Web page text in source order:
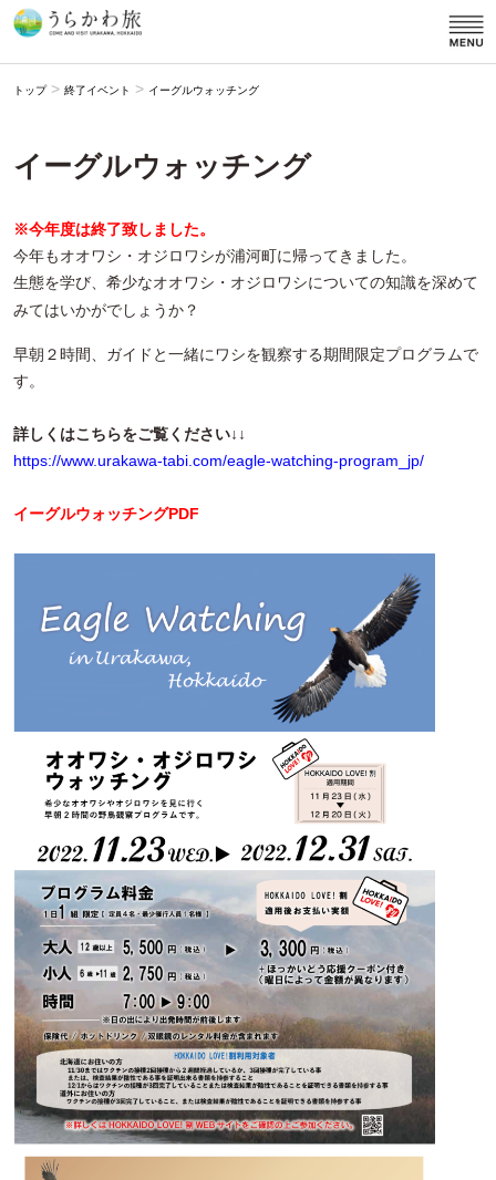
トップ> 終了イベント > イーグルウォッチング
イーグルウォッチング
※今年度は終了致しました。
今年もオオワシ・オジロワシが浦河町に帰ってきました。
生態を学び、希少なオオワシ・オジロワシについての知識を深めて
みてはいかがでしょうか？
早朝２時間、ガイドと一緒にワシを観察する期間限定プログラムで
す。
詳しくはこちらをご覧ください↓↓
https://www.urakawa-tabi.com/eagle-watching-program_jp/
イーグルウォッチングPDF